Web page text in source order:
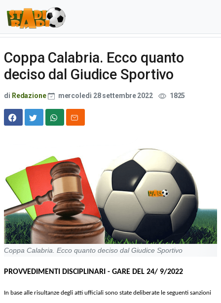
Coppa Calabria. Ecco quanto
deciso dal Giudice Sportivo
di Redazione mercoledì 28 settembre 2022 1825
Coppa Calabria. Ecco quanto deciso dal Giudice Sportivo
PROVVEDIMENTI DISCIPLINARI - GARE DEL 24/ 9/2022
In base alle risultanze degli atti ufficiali sono state deliberate le seguenti sanzioni